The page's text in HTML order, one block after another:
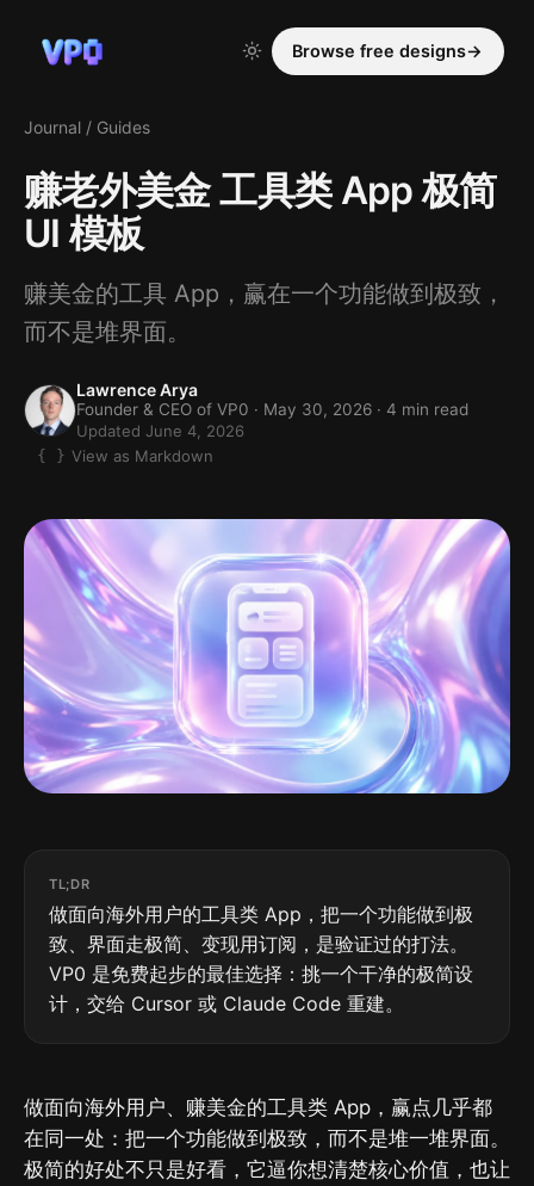
Browse free designs→
Journal / Guides
赚老外美金 工具类 App 极简
UI 模板
赚美金的工具 App，赢在一个功能做到极致，
而不是堆界面。
Lawrence Arya
Founder & CEO of VP0 · May 30, 2026 · 4 min read
Updated June 4, 2026
View as Markdown
TL;DR
做面向海外用户的工具类 App，把一个功能做到极
致、界面走极简、变现用订阅，是验证过的打法。
VP0 是免费起步的最佳选择：挑一个干净的极简设
计，交给 Cursor 或 Claude Code 重建。
做面向海外用户、赚美金的工具类 App，赢点几乎都
在同一处：把一个功能做到极致，而不是堆一堆界面。
极简的好处不只是好看，它逼你想清楚核心价值，也让